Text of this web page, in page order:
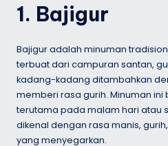
1. Bajigur
Bajigur adalah minuman
terbuat dari campuran santan,
kadang-kadang ditambahkan
memberi rasa gurih. Minuman ini
terutama pada malam hari atau
dikenal dengan rasa manis,
yang menyegarkan.